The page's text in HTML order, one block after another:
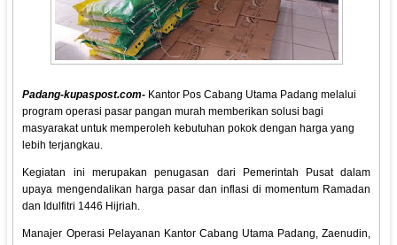
Padang-kupaspost.com- Kantor Pos Cabang Utama Padang melalui
program operasi pasar pangan murah memberikan solusi bagi
masyarakat untuk memperoleh kebutuhan pokok dengan harga yang
lebih terjangkau.
Kegiatan ini merupakan penugasan dari Pemerintah Pusat dalam
upaya mengendalikan harga pasar dan inflasi di momentum Ramadan
dan Idulfitri 1446 Hijriah.
Manajer Operasi Pelayanan Kantor Cabang Utama Padang, Zaenudin,